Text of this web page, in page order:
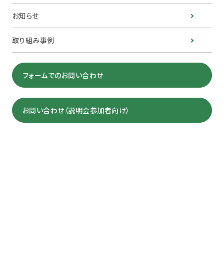
お知らせ
取り組み事例
フォームでのお問い合わせ
お問い合わせ（説明会参加者向け）